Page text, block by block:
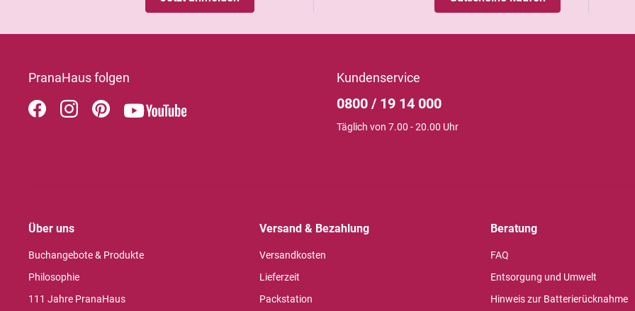
PranaHaus folgen Kundenservice
0800 / 19 14 000
Täglich von 7.00 - 20.00 Uhr
Über uns
Buchangebote & Produkte
Philosophie
111 Jahre PranaHaus
Versand & Bezahlung
Versandkosten
Lieferzeit
Packstation
Beratung
FAQ
Entsorgung und Umwelt
Hinweis zur Batterierücknahme